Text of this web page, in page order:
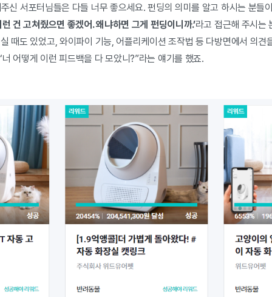
신 서포터님들은 다들 너무 좋으세요. 펀딩의 의미를 알고 하시는 분들
건 고쳐줬으면 좋겠어. 왜냐하면 그게 펀딩이니까.’라고 접근해 주시는
때도 있었고, 와이파이 기능, 어플리케이션 조작법 등 다방면에서 의견
어떻게 이런 피드백을 다 모았니?”라는 얘기를 했죠.